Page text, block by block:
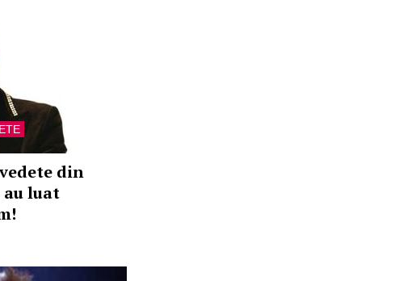
din
au luat